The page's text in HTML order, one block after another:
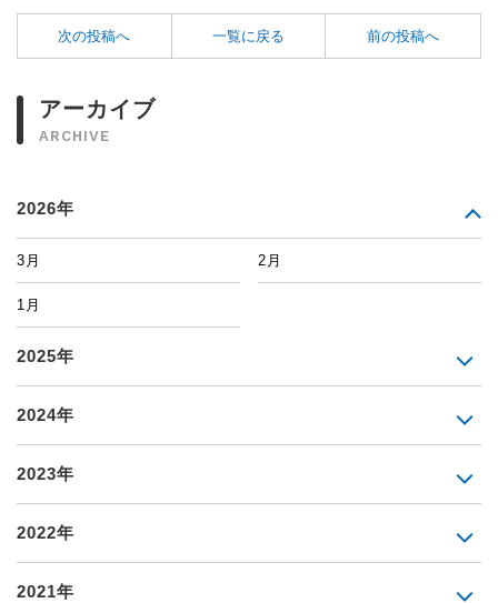
次の投稿へ 一覧に戻る 前の投稿へ
アーカイブ
ARCHIVE
2026年
3月 2月
1月
2025年
2024年
2023年
2022年
2021年